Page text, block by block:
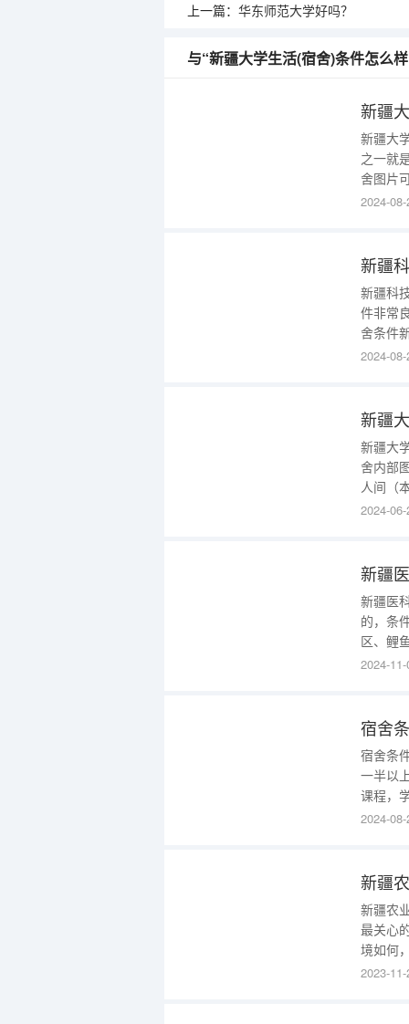
上一篇： 华东师范大学好吗？
与“新疆大学生活(宿舍)条件怎么
新疆
新疆大
之一就
舍图片
文，给
毕竟都
2024-
新疆
新疆科
件非常
舍条件
带卫生
2024-
新疆大
舍内部
人间（
生有，
带有色
2024-
新疆
新疆医
的，条
区、鲤
2165亩
2024-
宿舍
宿舍条
一半以
课程，
有所谓
校，2
2024-
新疆
新疆农
最关心
境如何
农业职
2023-